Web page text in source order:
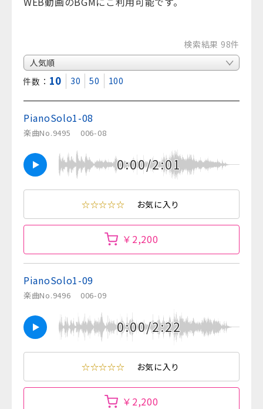
検索結果 98件
表示件数： 10 30 50 100
PianoSolo1-08
楽曲No.9495 006-08
0:00/2:01
☆☆☆☆☆ お気に入り
￥2,200
PianoSolo1-09
楽曲No.9496 006-09
0:00/2:22
☆☆☆☆☆ お気に入り
￥2,200